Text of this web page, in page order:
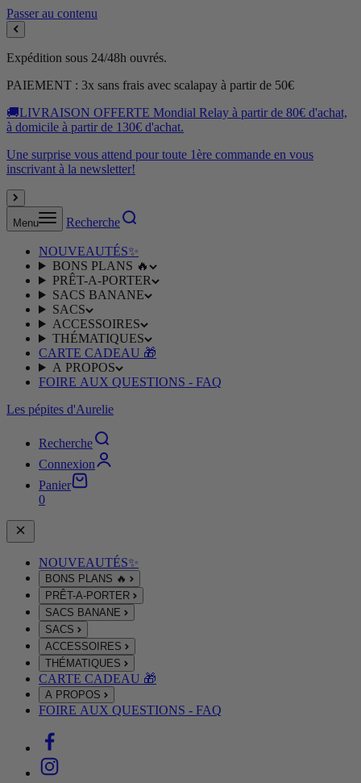
Passer au contenu
Expédition sous 24/48h ouvrés.
PAIEMENT : 3x sans frais avec scalapay à partir de 50€
🚚LIVRAISON OFFERTE Mondial Relay à partir de 80€ d'achat,
à domicile à partir de 130€ d'achat.
Une surprise vous attend pour toute 1ère commande en vous
inscrivant à la newsletter!
Menu Recherche
NOUVEAUTÉS✨
BONS PLANS 🔥
PRÊT-A-PORTER
SACS BANANE
SACS
ACCESSOIRES
THÉMATIQUES
CARTE CADEAU 🎁
A PROPOS
FOIRE AUX QUESTIONS - FAQ
Les pépites d'Aurelie
Recherche
Connexion
Panier
0
NOUVEAUTÉS✨
BONS PLANS 🔥
PRÊT-A-PORTER
SACS BANANE
SACS
ACCESSOIRES
THÉMATIQUES
CARTE CADEAU 🎁
A PROPOS
FOIRE AUX QUESTIONS - FAQ